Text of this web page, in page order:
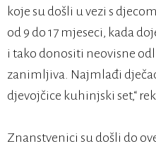
koje su došli u vezi s
od 9 do 17 mjeseci, kada
i tako donositi neovisne
zanimljiva. Najmlađi
djevojčice kuhinjski set,“
Znanstvenici su došli do